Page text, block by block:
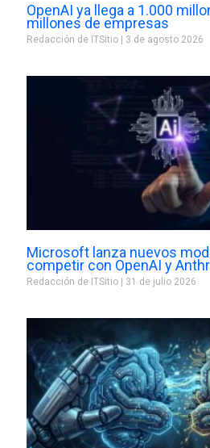
OpenAI ya llega a 1.000
millones de empresas
Redacción de ITSitio 3 de agosto 2026
Microsoft lanza nuevos
competir con OpenAI y
Redacción de ITSitio 31 de julio 2026